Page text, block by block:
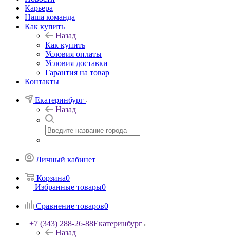
Карьера
Наша команда
Как купить
Назад
Как купить
Условия оплаты
Условия доставки
Гарантия на товар
Контакты
Екатеринбург
Назад
Личный кабинет
Корзина0
Избранные товары0
Сравнение товаров0
+7 (343) 288-26-88Екатеринбург
Назад